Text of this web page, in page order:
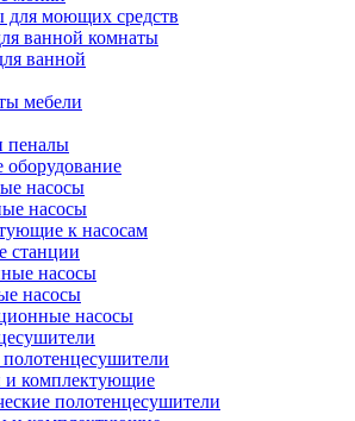
для моющих средств
ванной комнаты
ванной
мебели
оборудование
насосы
насосы
к насосам
станции
насосы
насосы
насосы
комплектующие
полотенцесушители